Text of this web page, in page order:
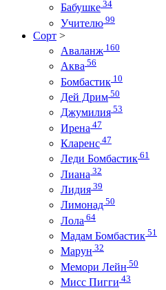
Бабушке 34
Учителю 99
Сорт >
Аваланж 160
Аква 56
Бомбастик 10
Дей Дрим 50
Джумилия 53
Ирена 47
Кларенс 47
Леди Бомбастик 61
Лиана 32
Лидия 39
Лимонад 50
Лола 64
Мадам Бомбастик 51
Марун 32
Мемори Лейн 50
Мисс Пигги 43